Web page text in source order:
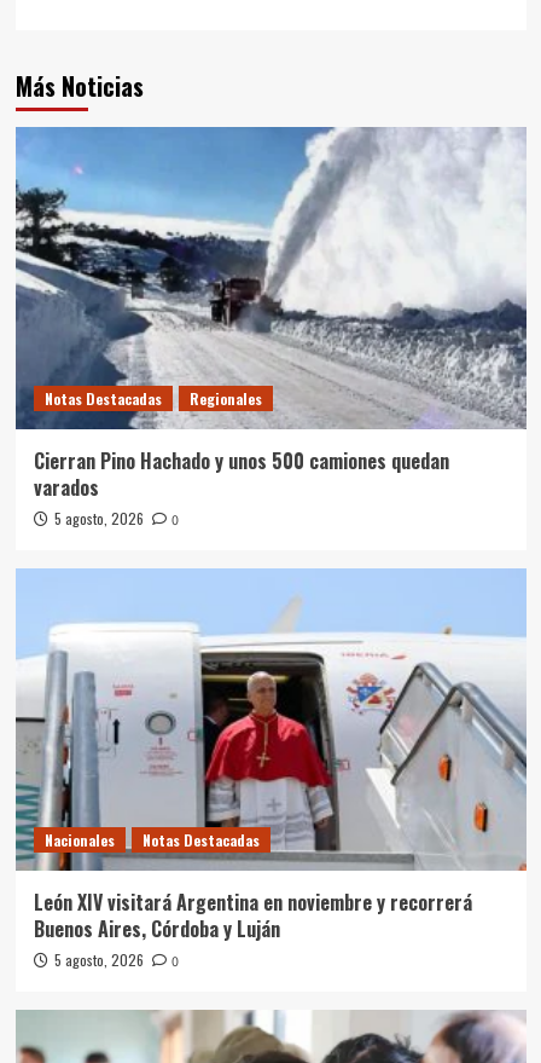
Más Noticias
Notas Destacadas Regionales
Cierran Pino Hachado y unos 500 camiones quedan
varados
5 agosto, 2026 0
Nacionales Notas Destacadas
León XIV visitará Argentina en noviembre y recorrerá
Buenos Aires, Córdoba y Luján
5 agosto, 2026 0